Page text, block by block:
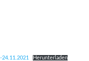
Herunterladen